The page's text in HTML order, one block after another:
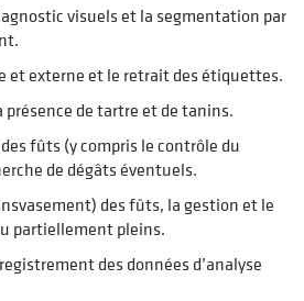
visuels et la segmentation par
et externe et le retrait des étiquettes.
de tartre et de tanins.
fûts (y compris le contrôle du
de dégâts éventuels.
des fûts, la gestion et le
partiellement pleins.
des données d’analyse